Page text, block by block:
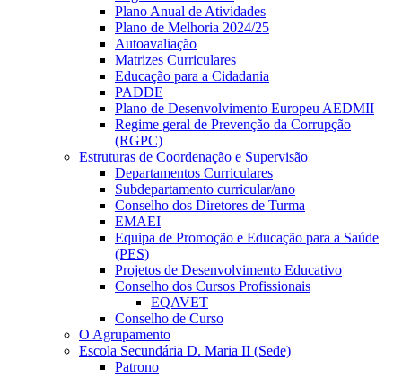
Plano Anual de Atividades
Plano de Melhoria 2024/25
Autoavaliação
Matrizes Curriculares
Educação para a Cidadania
PADDE
Plano de Desenvolvimento Europeu AEDMII
Regime geral de Prevenção da Corrupção
(RGPC)
Estruturas de Coordenação e Supervisão
Departamentos Curriculares
Subdepartamento curricular/ano
Conselho dos Diretores de Turma
EMAEI
Equipa de Promoção e Educação para a Saúde
(PES)
Projetos de Desenvolvimento Educativo
Conselho dos Cursos Profissionais
EQAVET
Conselho de Curso
O Agrupamento
Escola Secundária D. Maria II (Sede)
Patrono